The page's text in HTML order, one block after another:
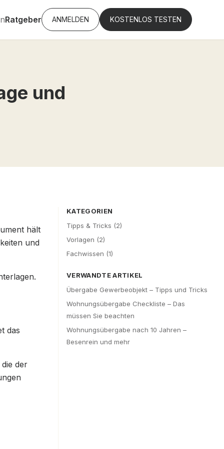
Ratgeber ANMELDEN KOSTENLOS TESTEN
und
hält
und
das
der
KATEGORIEN
Tipps & Tricks (2)
Vorlagen (2)
Fachwissen (1)
VERWANDTE ARTIKEL
Übergabe Gewerbeobjekt – Tipps und Tricks
Wohnungsübergabe Checkliste – Das
müssen Sie beachten
Wohnungsübergabe nach 10 Jahren –
Besenrein und mehr